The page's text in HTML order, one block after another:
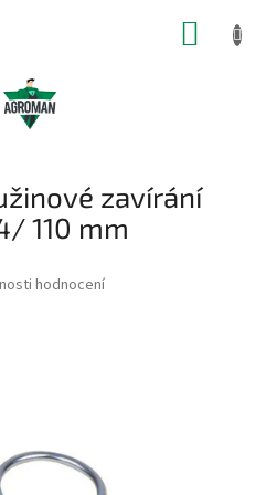
zavírání
110 mm
hodnocení